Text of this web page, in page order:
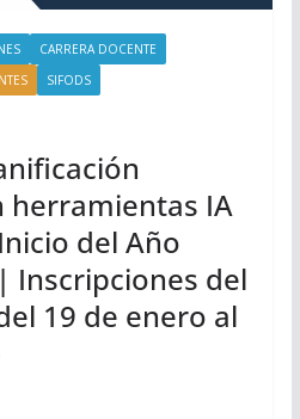
CARRERA DOCENTE
SIFODS
herramientas IA
del Año
Inscripciones del
19 de enero al